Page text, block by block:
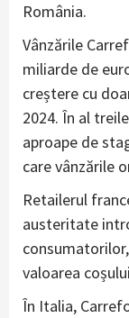
România.
Vânzările
miliarde de
creștere cu
2024. În al
aproape de
care vânzările
Retailerul
austeritate
valoarea
În Italia,